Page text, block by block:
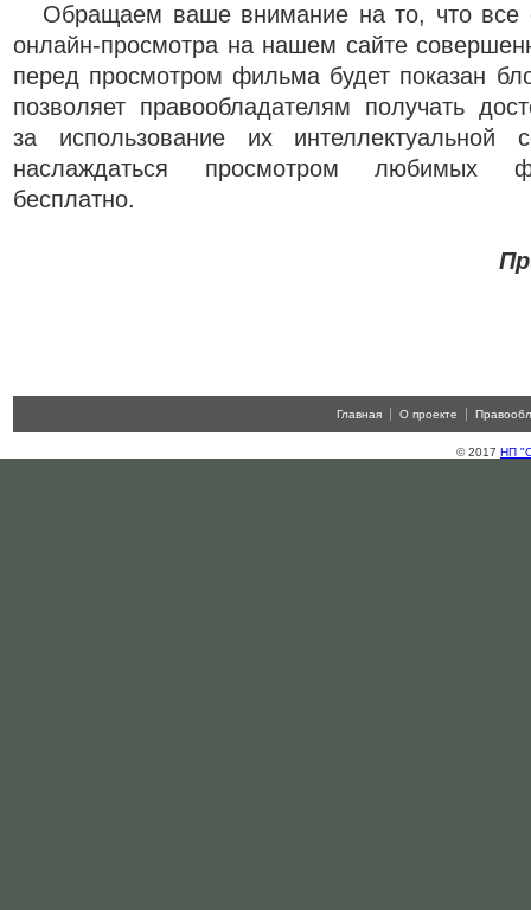
Обращаем ваше внимание на то, что все
онлайн-просмотра на нашем сайте
перед просмотром фильма будет показан
позволяет правообладателям получать
за использование их интеллектуальной
наслаждаться просмотром любимых
бесплатно.
Главная О проекте
© 2017 НП